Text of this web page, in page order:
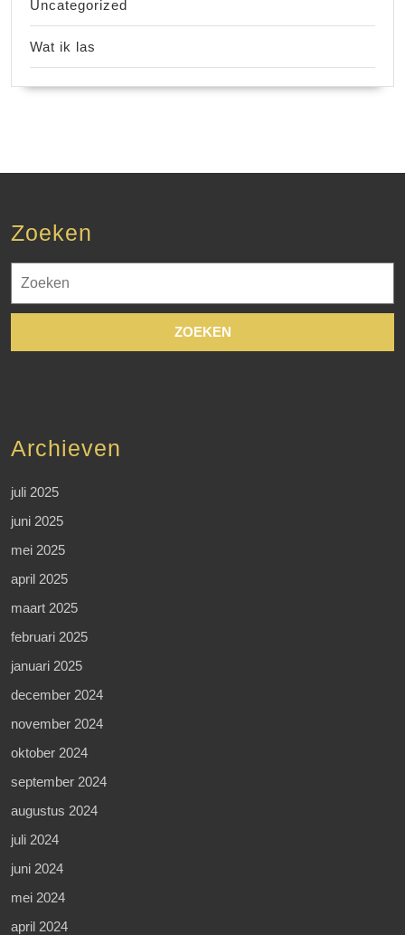
Uncategorized
Wat ik las
Zoeken
naar:
Archieven
juli 2025
juni 2025
mei 2025
april 2025
maart 2025
februari 2025
januari 2025
december 2024
november 2024
oktober 2024
september 2024
augustus 2024
juli 2024
juni 2024
mei 2024
april 2024